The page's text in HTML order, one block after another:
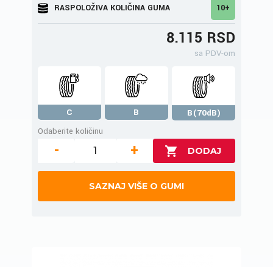
RASPOLOŽIVA KOLIČINA GUMA 10+
8.115 RSD
sa PDV-om
C B
B(70dB)
Odaberite količinu
- +
SAZNAJ VIŠE O GUMI